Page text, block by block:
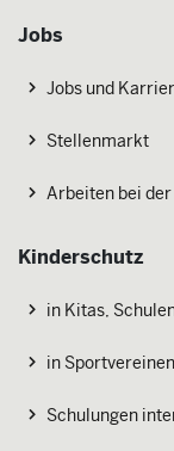
Jobs
Jobs und
Stellenmarkt
Arbeiten bei
Kinderschutz
in Kitas,
in Sportvereinen
Schulungen